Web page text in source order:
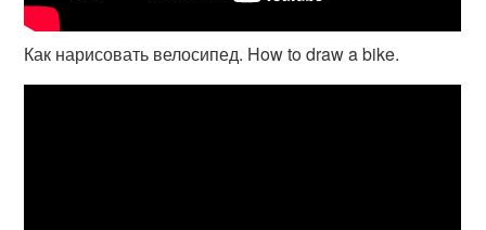
Как нарисовать велосипед. How to draw a bike.